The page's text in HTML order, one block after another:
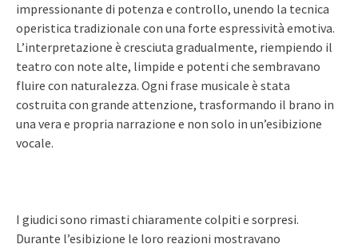
impressionante di potenza e controllo, unendo la tecnica
operistica tradizionale con una forte espressività emotiva.
L’interpretazione è cresciuta gradualmente, riempiendo il
teatro con note alte, limpide e potenti che sembravano
fluire con naturalezza. Ogni frase musicale è stata
costruita con grande attenzione, trasformando il brano in
una vera e propria narrazione e non solo in un’esibizione
vocale.
I giudici sono rimasti chiaramente colpiti e sorpresi.
Durante l’esibizione le loro reazioni mostravano